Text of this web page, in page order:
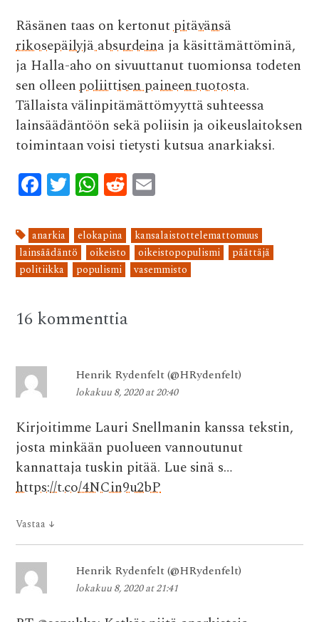
Räsänen taas on kertonutpitävänsä
rikosepäilyjä absurdeina ja käsittämättöminä,
ja Halla-aho on sivuuttanut tuomionsa todeten
sen olleenpoliittisen paineen tuotosta.
Tällaista välinpitämättömyyttä suhteessa
lainsäädäntöön sekä poliisin ja oikeuslaitoksen
toimintaan voisi tietysti kutsua anarkiaksi.
F
ac
e
b
o
k
T
w
it
te
r
W
h
at
s
A
p
R
e
d
di
t
ai
l
anarkia elokapina
kansalaistottelemattomuus
lainsäädäntö
oikeisto oikeistopopulismi
päättäjä
politiikka
populismi vasemmisto
16 kommenttia
Henrik Rydenfelt (@HRydenfelt)
lokakuu 8, 2020 at 20:40
Kirjoitimme Lauri Snellmanin kanssa tekstin,
josta minkään puolueen vannoutunut
kannattaja tuskin pitää. Lue sinä s…
https://t.co/4NCin9u2bP
Vastaa ↓
Henrik Rydenfelt (@HRydenfelt)
lokakuu 8, 2020 at 21:41